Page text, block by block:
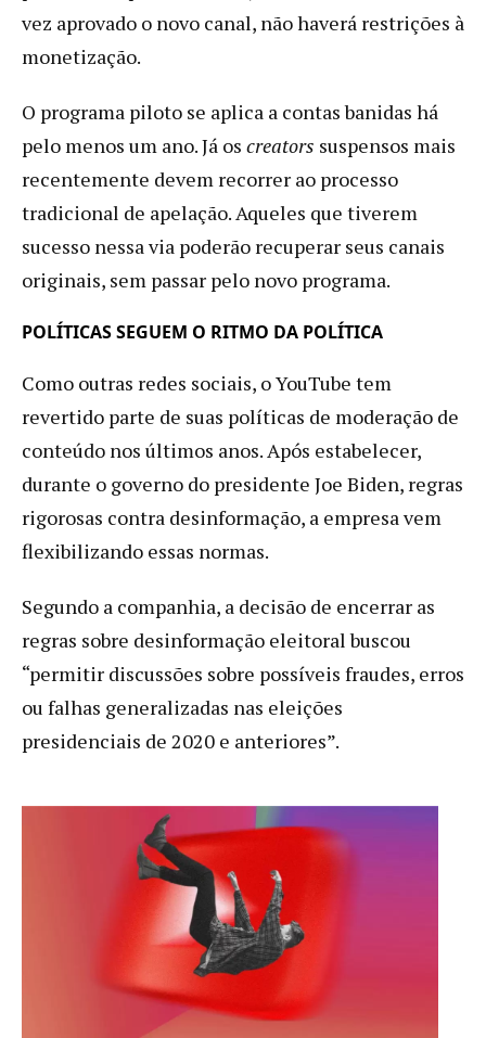
vez aprovado o novo canal, não haverá restrições à
monetização.
O programa piloto se aplica a contas banidas há
pelo menos um ano. Já os creators suspensos mais
recentemente devem recorrer ao processo
tradicional de apelação. Aqueles que tiverem
sucesso nessa via poderão recuperar seus canais
originais, sem passar pelo novo programa.
POLÍTICAS SEGUEM O RITMO DA POLÍTICA
Como outras redes sociais, o YouTube tem
revertido parte de suas políticas de moderação de
conteúdo nos últimos anos. Após estabelecer,
durante o governo do presidente Joe Biden, regras
rigorosas contra desinformação, a empresa vem
flexibilizando essas normas.
Segundo a companhia, a decisão de encerrar as
regras sobre desinformação eleitoral buscou
“permitir discussões sobre possíveis fraudes, erros
ou falhas generalizadas nas eleições
presidenciais de 2020 e anteriores”.